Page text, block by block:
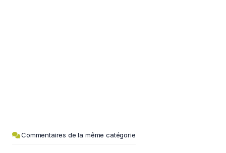
Commentaires de la même catégorie